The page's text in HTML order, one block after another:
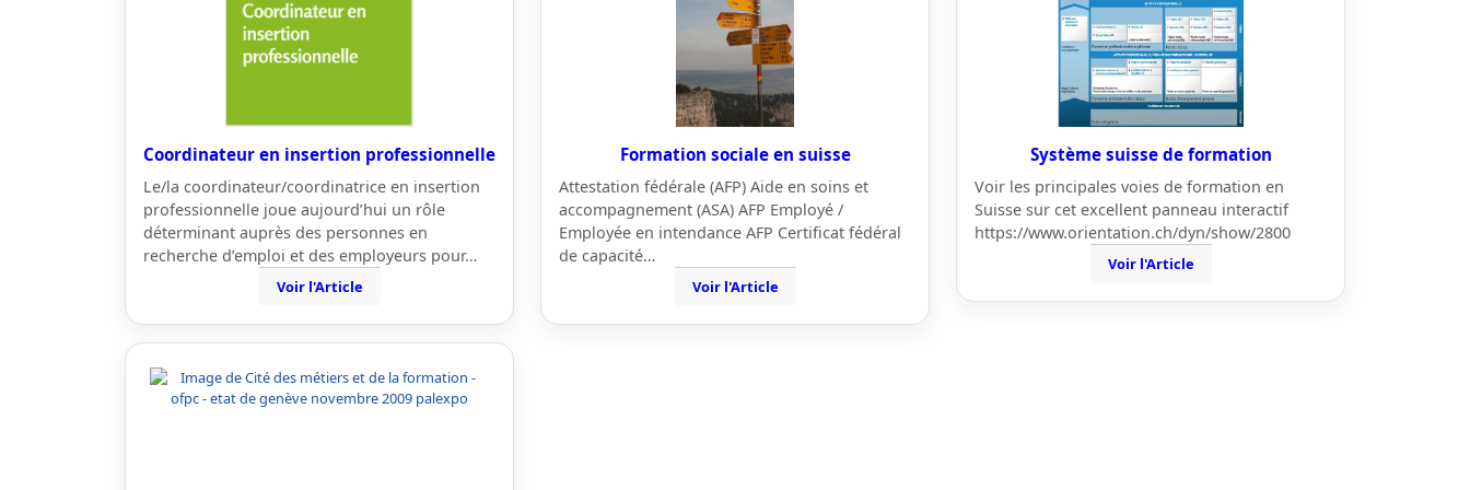
Coordinateur en insertion professionnelle
Le/la coordinateur/coordinatrice en insertion
professionnelle joue aujourd’hui un rôle
déterminant auprès des personnes en
recherche d’emploi et des employeurs pour…
Voir l'Article
Formation sociale en suisse
Attestation fédérale (AFP) Aide en soins et
accompagnement (ASA) AFP Employé /
Employée en intendance AFP Certificat fédéral
de capacité…
Voir l'Article
Système suisse de formation
Voir les principales voies de formation en
Suisse sur cet excellent panneau interactif
https://www.orientation.ch/dyn/show/2800
Voir l'Article